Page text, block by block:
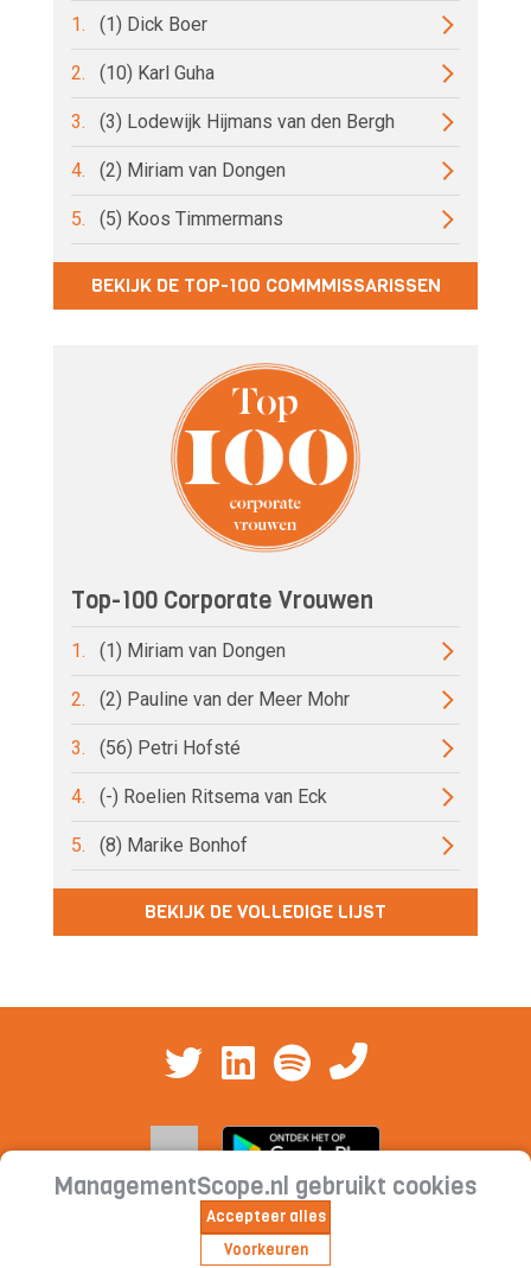
1. (1) Dick Boer
2. (10) Karl Guha
3. (3) Lodewijk Hijmans van den Bergh
4. (2) Miriam van Dongen
5. (5) Koos Timmermans
BEKIJK DE TOP-100 COMMMISSARISSEN
Top-100 Corporate Vrouwen
1. (1) Miriam van Dongen
2. (2) Pauline van der Meer Mohr
3. (56) Petri Hofsté
4. (-) Roelien Ritsema van Eck
5. (8) Marike Bonhof
BEKIJK DE VOLLEDIGE LIJST
Cookieverklaring | Privacyverklaring |
ManagementScope.nl gebruikt cookies
Accepteer alles
Voorkeuren